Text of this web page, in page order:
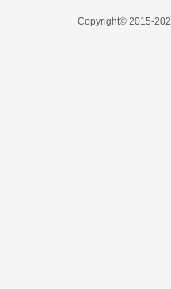
Copyright© 2015-